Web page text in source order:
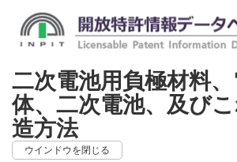
二次電池用負極材料
体、二次電池、及び
造方法
ウインドウを閉じる